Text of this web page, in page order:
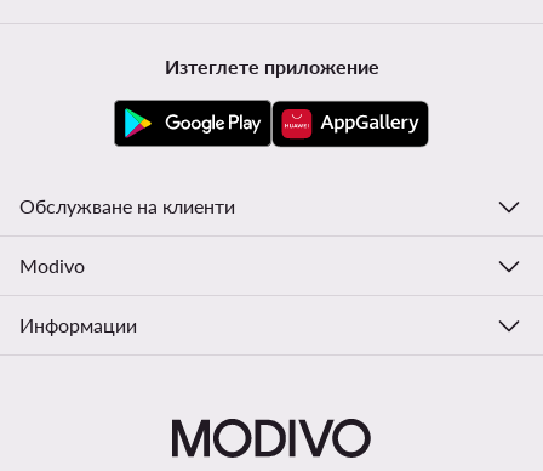
Изтеглете приложение
Обслужване на клиенти
Modivo
Информации